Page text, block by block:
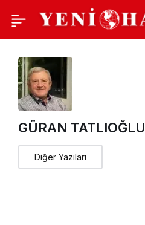
GÜRAN TATLIOĞLU
Diğer Yazıları
Faşizm ve insan üstüne